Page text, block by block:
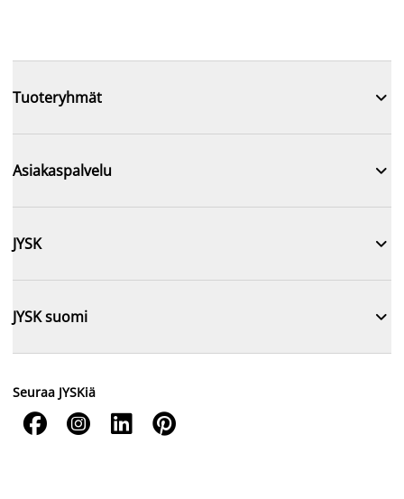
Tuoteryhmät 
Asiakaspalvelu 
JYSK 
JYSK suomi 
Seuraa JYSKiä
   